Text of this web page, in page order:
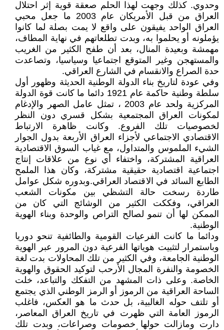
وحدوي. كذلك وجهت لهذا الحلم صعقة قوية إثر احتلال
العراق من قبل الأمريكان عام 2003 ما جعل محبي
العراق الواحد يفيقون على واقع لا يمت بصلة لما كانوا
يؤملونه أو يحلموا به، وبدت تطلعاتهم في نهاية المطاف،
مهمشة وبعيدة المنال، بعد أن طفح الكثير من الغريب
والمستهجن وغير المتوقع اجتماعيا وسياسيا، وتصاعدت
حدة الصراع والانقسام في الشارع العراقي.
وفي عودة لتاريخ بناء الدولة الوطنية الحديثة وظهور أول
سلطة وطنية حاكمة عام 1921 دائما ما كانت قوة الدولة
المركزية ولحد عام 2003 ، تمثل عامل الصهر والإدغام
لمكونات العراق المجتمعية بشكل قسري دون النظر
لخصوصيات تلك الفروع. وكانت ظاهرة الارتباط
الاقتصادي الاجتماعي لأجزاء العراق الأربعة بدول الجوار
الشيء الملموس والمتداول، مع غياب السوق الاقتصادية
العراقية المشتركة، واختفاء أي نوع من علاقات إنتاج
اجتماعية اقتصادية حقيقية مشتركة، وكان هذا الملمح
الطابع السائد في الاقتصاد العراقي.وبدوره شكل عوامل
طاردة رسخت حالة التشظي بين مكونات الشعب
العراقي، وفككت الكثير من الوشائج التي كان من
الممكن لها أن تنمو لصالح التراص والوحدة وبناء الهوية
الوطنية.
ودائما ما كانت الفرعيات القومية والطائفية تنحو دوريا
وباستمرار لتثبيت هوياتها الفرعية دون المرور عبر الهوية
الوطنية الجامعة، وفي الكثير من تلك المحاولات بدت لغة
الخصومة والنفرة المجال الأرحب لتوكيد الحقوق والهوية
الخاصة. وعلى ذات المشهد من التفكك والتباعد، خلت
الساحة العراقية من الرموز أو الرمز الوطني الذي يجتمع
أو تلتف حوله الغالبية، بل حدث ما هو العكس، فاغلب
الرموز العامة التي ظهرت في تاريخ العراق المعاصر،
دارت ومازالت حولها خصومات وصراعات، وبدت تلك